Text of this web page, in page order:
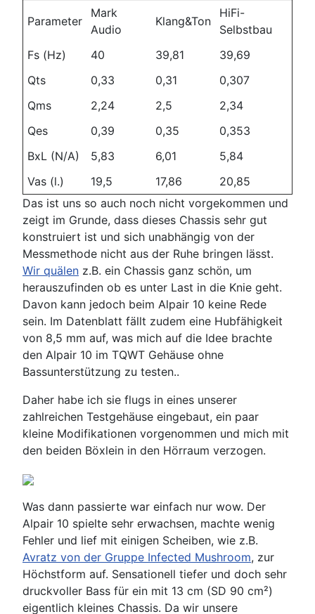
Parameter
Mark
Audio
Klang&Ton
HiFi-
Selbstbau
Fs (Hz)
40 39,81
39,69
Qts
0,33 0,31
0,307
Qms
2,24 2,5
2,34
Qes
0,39 0,35
0,353
BxL (N/A)
5,83 6,01
5,84
Vas (l.)
19,5 17,86
20,85
Das ist uns so auch noch nicht vorgekommen und
zeigt im Grunde, dass dieses Chassis sehr gut
konstruiert ist und sich unabhängig von der
Messmethode nicht aus der Ruhe bringen lässt.
Wir quälen z.B. ein Chassis ganz schön, um
herauszufinden ob es unter Last in die Knie geht.
Davon kann jedoch beim Alpair 10 keine Rede
sein. Im Datenblatt fällt zudem eine Hubfähigkeit
von 8,5 mm auf, was mich auf die Idee brachte
den Alpair 10 im TQWT Gehäuse ohne
Bassunterstützung zu testen..
Daher habe ich sie flugs in eines unserer
zahlreichen Testgehäuse eingebaut, ein paar
kleine Modifikationen vorgenommen und mich mit
den beiden Böxlein in den Hörraum verzogen.
Was dann passierte war einfach nur wow. Der
Alpair 10 spielte sehr erwachsen, machte wenig
Fehler und lief mit einigen Scheiben, wie z.B.
Avratz von der Gruppe Infected Mushroom, zur
Höchstform auf. Sensationell tiefer und doch sehr
druckvoller Bass für ein mit 13 cm (SD 90 cm²)
eigentlich kleines Chassis. Da wir unsere